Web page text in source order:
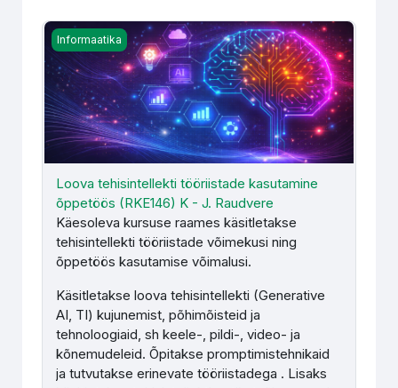
Loova tehisintellekti tööriistade kasutamine õppetöös
Informaatika
Loova tehisintellekti tööriistade kasutamine
õppetöös (RKE146) K - J. Raudvere
Käesoleva kursuse raames käsitletakse
tehisintellekti tööriistade võimekusi ning
õppetöös kasutamise võimalusi.
Käsitletakse loova tehisintellekti (Generative
AI, TI) kujunemist, põhimõisteid ja
tehnoloogiaid, sh keele-, pildi-, video- ja
kõnemudeleid. Õpitakse promptimistehnikaid
ja tutvutakse erinevate tööriistadega . Lisaks